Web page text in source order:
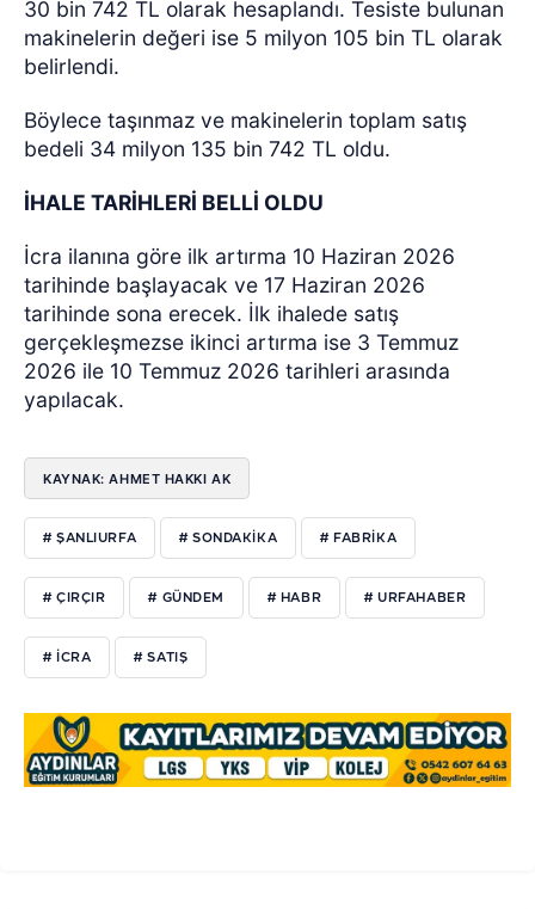
30 bin 742 TL olarak hesaplandı. Tesiste bulunan
makinelerin değeri ise 5 milyon 105 bin TL olarak
belirlendi.
Böylece taşınmaz ve makinelerin toplam satış
bedeli 34 milyon 135 bin 742 TL oldu.
İHALE TARİHLERİ BELLİ OLDU
İcra ilanına göre ilk artırma 10 Haziran 2026
tarihinde başlayacak ve 17 Haziran 2026
tarihinde sona erecek. İlk ihalede satış
gerçekleşmezse ikinci artırma ise 3 Temmuz
2026 ile 10 Temmuz 2026 tarihleri arasında
yapılacak.
KAYNAK: AHMET HAKKI AK
# ŞANLIURFA # SONDAKIKA # FABRIKA
# ÇIRÇIR # GÜNDEM # HABR # URFAHABER
# ICRA # SATIŞ